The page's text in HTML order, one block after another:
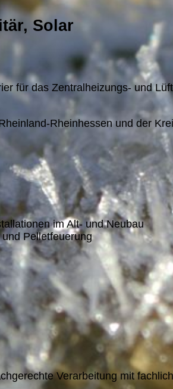
Solar
für das Zentralheizungs- und
Rheinhessen und der
im Alt- und Neubau
Pelletfeuerung
Verarbeitung mit